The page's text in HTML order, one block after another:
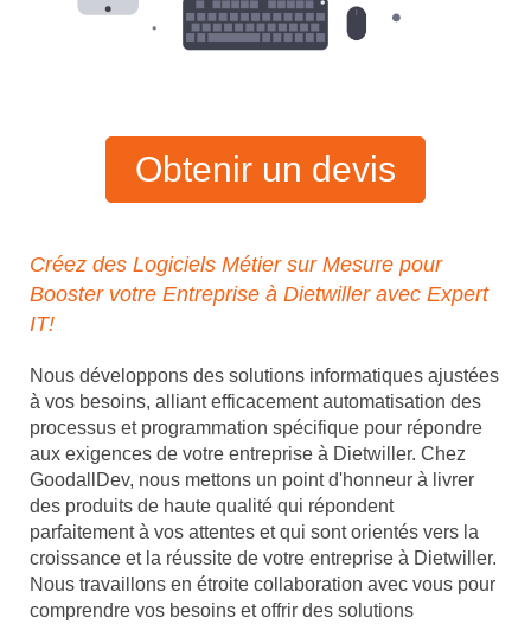
Obtenir un devis
Créez des Logiciels Métier sur Mesure pour
Booster votre Entreprise à Dietwiller avec Expert
IT!
Nous développons des solutions informatiques ajustées
à vos besoins, alliant efficacement automatisation des
processus et programmation spécifique pour répondre
aux exigences de votre entreprise à Dietwiller. Chez
GoodallDev, nous mettons un point d'honneur à livrer
des produits de haute qualité qui répondent
parfaitement à vos attentes et qui sont orientés vers la
croissance et la réussite de votre entreprise à Dietwiller.
Nous travaillons en étroite collaboration avec vous pour
comprendre vos besoins et offrir des solutions